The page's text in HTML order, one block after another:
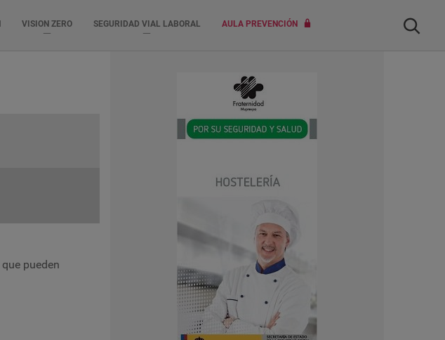
VISION ZERO SEGURIDAD VIAL LABORAL AULA PREVENCIÓN Buscar
que pueden